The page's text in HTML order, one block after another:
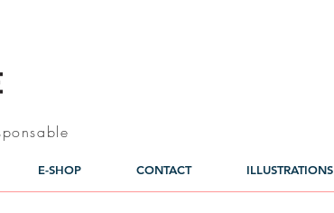
E-SHOP CONTACT ILLUSTRATIONS